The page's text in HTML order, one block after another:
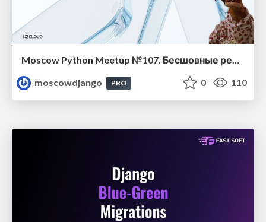
Moscow Python Meetup №107. Бесшовные релизы глазами разработчика: обновляем код Облака без API
moscowdjango
PRO 0 110